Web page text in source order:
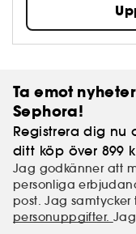
"Från personer
vågigt hår, det
Rihanna
Ta emot
Sephora!
Registrera dig nu
ditt köp över 899
Jag godkänner att
personliga
post. Jag
personuppgifter.